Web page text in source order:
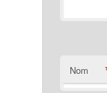
Nom